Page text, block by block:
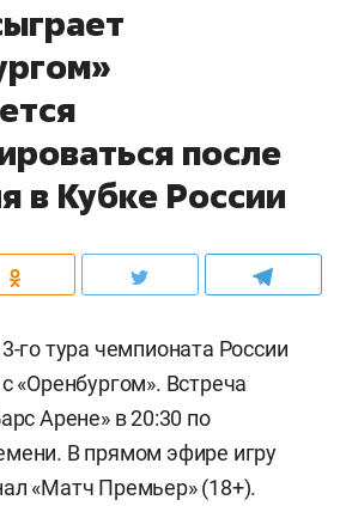
после
в Кубке России
го тура чемпионата России
«Оренбургом». Встреча
Арене» в 20:30 по
В прямом эфире игру
«Матч Премьер» (18+).